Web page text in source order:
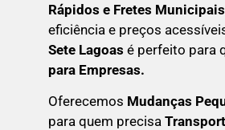
Rápidos e Fretes Municipais
eficiência e preços
Sete Lagoas é perfeito para
para Empresas.
Oferecemos Mudanças
para quem precisa